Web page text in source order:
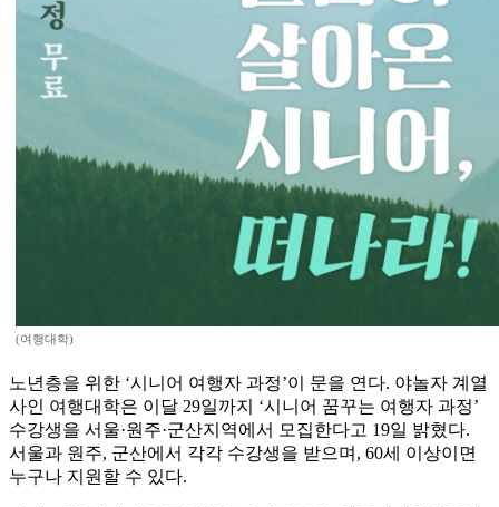
(여행대학)
노년층을 위한 ‘시니어 여행자 과정’이 문을 연다. 야놀자 계열
사인 여행대학은 이달 29일까지 ‘시니어 꿈꾸는 여행자 과정’
수강생을 서울·원주·군산지역에서 모집한다고 19일 밝혔다.
서울과 원주, 군산에서 각각 수강생을 받으며, 60세 이상이면
누구나 지원할 수 있다.